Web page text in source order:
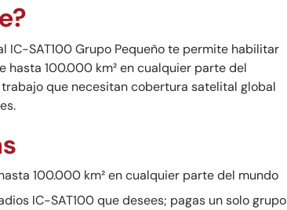
IC-SAT100 Grupo Pequeño te permite habilitar
hasta 100.000 km² en cualquier parte del
que necesitan cobertura satelital global
100.000 km² en cualquier parte del mundo
IC-SAT100 que desees; pagas un solo grupo